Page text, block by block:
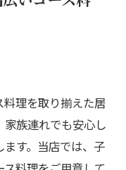
理を取り揃えた居
族連れでも安心し
す。当店では、子